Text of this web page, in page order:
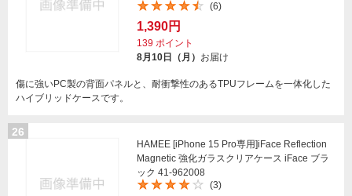
(6)
1,390円
139 ポイント
8月10日（月） お届け
傷に強いPC製の背面パネルと、耐衝撃性のあるTPUフレームを一体化した
ハイブリッドケースです。
26
HAMEE [iPhone 15 Pro専用]iFace Reflection
Magnetic 強化ガラスクリアケース iFace ブラ
ック 41-962008
(3)